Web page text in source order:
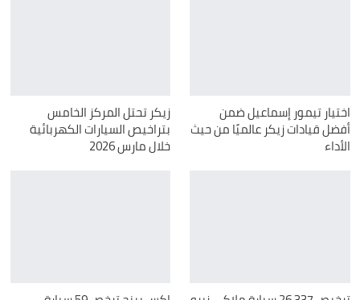
اختيار تيمور إسماعيل ضمن
أفضل قيادات زيكر عالميًا من حيث
الأداء
زيكر تحتل المركز الخامس
بتراخيص السيارات الكهربائية
خلال مارس 2026